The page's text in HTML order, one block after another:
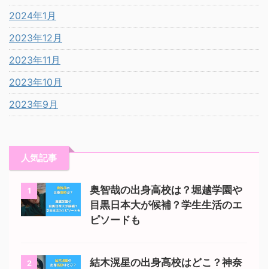
2024年1月
2023年12月
2023年11月
2023年10月
2023年9月
人気記事
1
奥智哉の出身高校は？堀越学園や
目黒日本大が候補？学生生活のエ
ピソードも
2
結木滉星の出身高校はどこ？神奈